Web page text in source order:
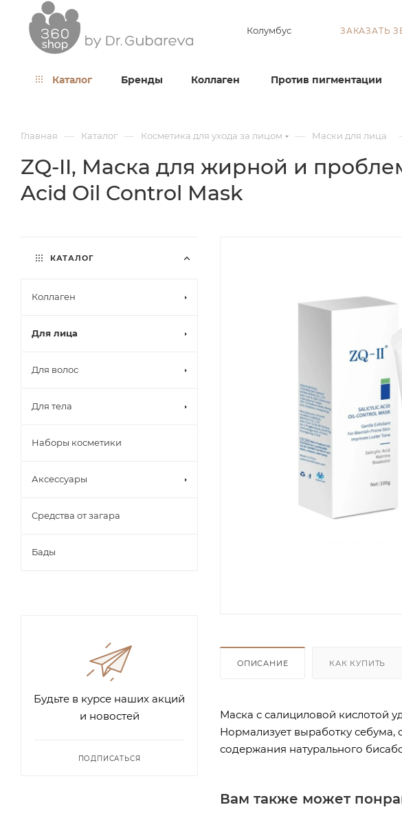
Колумбус ЗАКАЗАТЬ
Каталог Бренды Коллаген Против пигментации
Главная — Каталог — Косметика для ухода за лицом — Маски для лица
ZQ-II, Маска для жирной и
Acid Oil Control Mask
ОПИСАНИЕ КАК КУПИТЬ
Маска с салициловой кислотой
Нормализует выработку себума,
содержания натурального
Вам также может
КАТАЛОГ
Коллаген
Для лица
Для волос
Для тела
Наборы косметики
Аксессуары
Средства от загара
Бады
Будьте в курсе наших акций
и новостей
ПОДПИСАТЬСЯ